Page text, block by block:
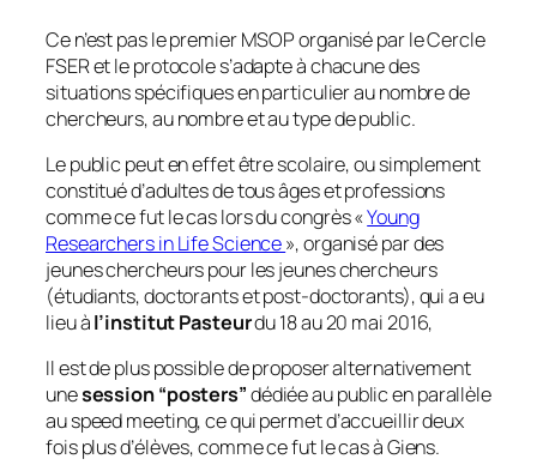
Ce n’est pas le premier MSOP organisé par le Cercle
FSER et le protocole s’adapte à chacune des
situations spécifiques en particulier au nombre de
chercheurs, au nombre et au type de public.
Le public peut en effet être scolaire, ou simplement
constitué d’adultes de tous âges et professions
comme ce fut le cas lors du congrès «Young
Researchers in Life Science», organisé par des
jeunes chercheurs pour les jeunes chercheurs
(étudiants, doctorants et post-doctorants), qui a eu
lieu àl’institut Pasteurdu 18 au 20 mai 2016,
Il est de plus possible de proposer alternativement
unesession “posters”dédiée au public en parallèle
au speed meeting, ce qui permet d’accueillir deux
fois plus d’élèves, comme ce fut le cas à Giens.